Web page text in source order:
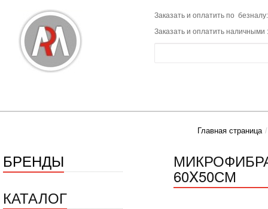
Заказать и оплатить по
Заказать и оплатить наличными
Главная страница
БРЕНДЫ
КАТАЛОГ
МИКРОФИБРА
60X50СМ